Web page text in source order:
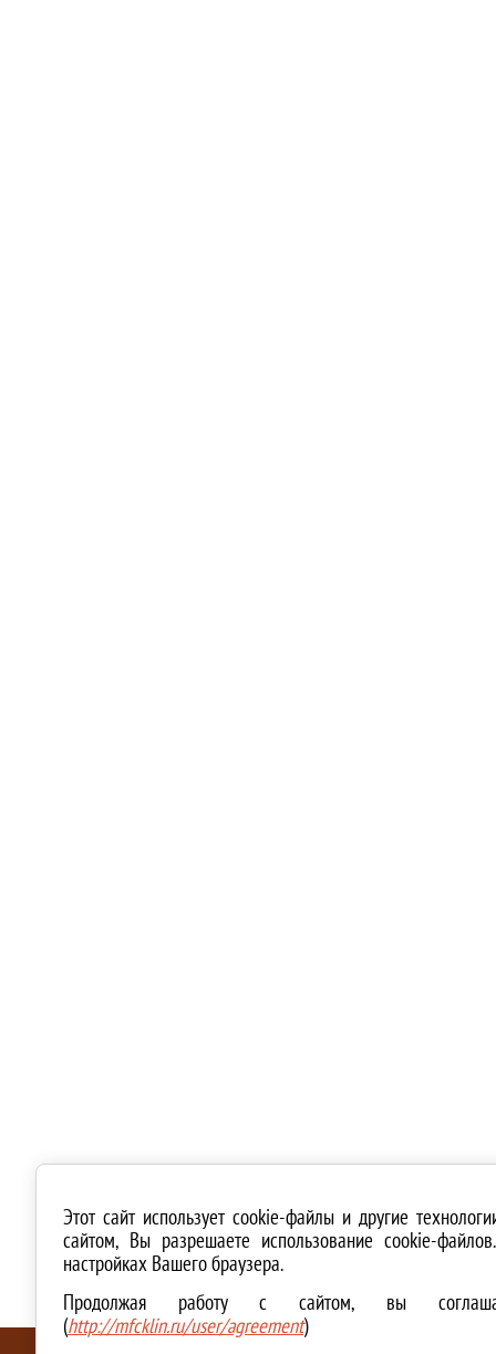
Этот сайт использует cookie-файлы и другие
сайтом, Вы разрешаете использование cookie-
настройках Вашего браузера.
Продолжая работу с сайтом, вы
(http://mfcklin.ru/user/agreement)